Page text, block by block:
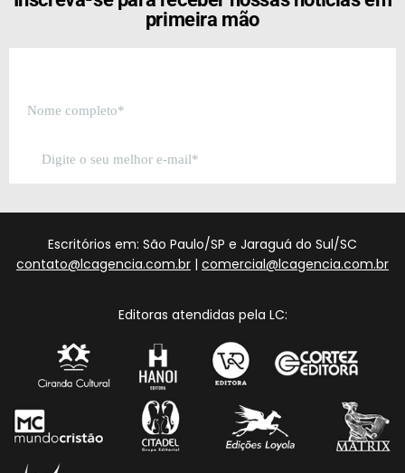
primeira mão
Escritórios em: São Paulo/SP e Jaraguá do Sul/SC
contato@lcagencia.com.br | comercial@lcagencia.com.br
Editoras atendidas pela LC: